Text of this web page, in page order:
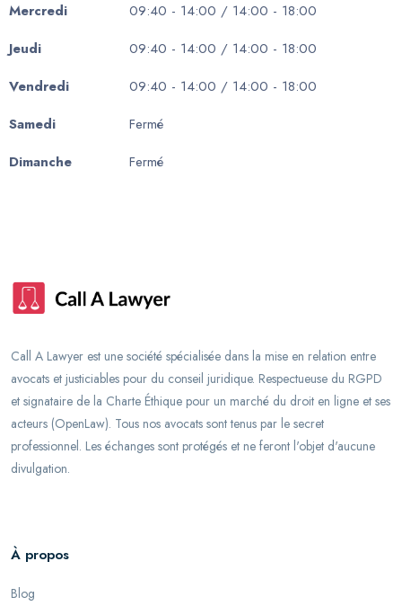
Mercredi
09:40 - 14:00 / 14:00 - 18:00
Jeudi
09:40 - 14:00 / 14:00 - 18:00
Vendredi
09:40 - 14:00 / 14:00 - 18:00
Samedi
Fermé
Dimanche
Fermé
Call A Lawyer est une société spécialisée dans la mise en relation entre
avocats et justiciables pour du conseil juridique. Respectueuse du RGPD
et signataire de la Charte Éthique pour un marché du droit en ligne et ses
acteurs (OpenLaw). Tous nos avocats sont tenus par le secret
professionnel. Les échanges sont protégés et ne feront l'objet d'aucune
divulgation.
À propos
Blog